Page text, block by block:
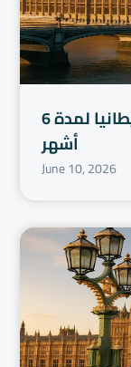
أهم النصائح قبل السفر إلى بريطانيا لمدة 6
أشهر
June 10, 2026